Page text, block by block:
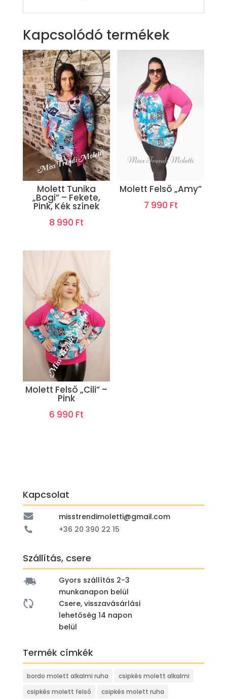
Kapcsolódó termékek
Molett Tunika
„Bogi” – Fekete,
Pink, Kék színek
8 990 Ft
Molett Felső „Amy”
7 990 Ft
Molett Felső „Cili” –
Pink
6 990 Ft
Kapcsolat
misstrendimoletti@gmail.com
+36 20 390 22 15
Szállítás, csere
Gyors szállítás 2-3
munkanapon belül
Csere, visszavásárlási
lehetőség 14 napon
belül
Termék címkék
bordo molett alkalmi ruha
csipkés molett alkalmi
csipkés molett felső
csipkés molett ruha